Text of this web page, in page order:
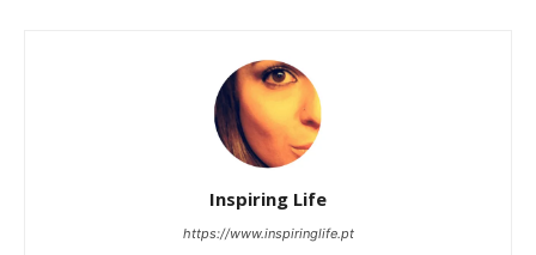
Inspiring Life
https://www.inspiringlife.pt